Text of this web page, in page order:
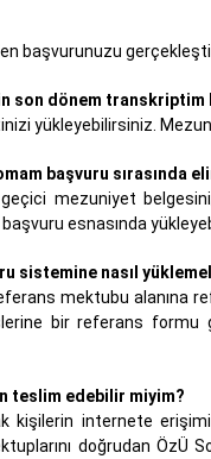
başvurunuzu
son dönem
yükleyebilirsiniz.
başvuru sırasında
mezuniyet
esnasında
sistemine nasıl
mektubu alanına
bir referans
teslim edebilir miyim?
kişilerin internete
doğrudan ÖzÜ